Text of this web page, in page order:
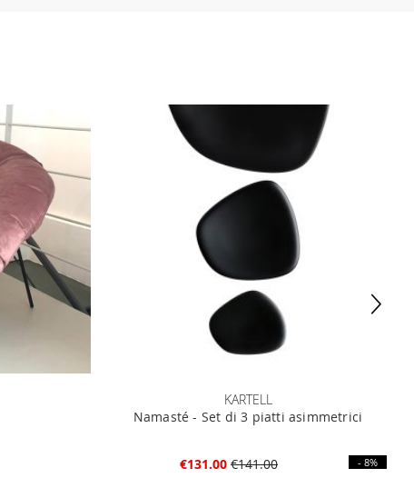
KARTELL
Namasté - Set di 3 piatti asimmetrici
€131.00 €141.00 - 8%